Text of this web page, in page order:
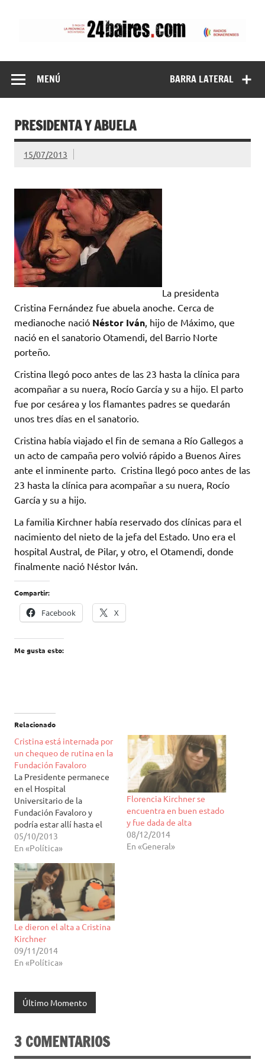
BARRA LATERAL
MENÚ
PRESIDENTA Y ABUELA
15/07/2013
La presidenta
Cristina Fernández fue abuela anoche. Cerca de
medianoche nació Néstor Iván, hijo de Máximo, que
nació en el sanatorio Otamendi, del Barrio Norte
porteño.
Cristina llegó poco antes de las 23 hasta la clínica para
acompañar a su nuera, Rocío García y su a hijo. El parto
fue por cesárea y los flamantes padres se quedarán
unos tres días en el sanatorio.
Cristina había viajado el fin de semana a Río Gallegos a
un acto de campaña pero volvió rápido a Buenos Aires
ante el inminente parto. Cristina llegó poco antes de las
23 hasta la clínica para acompañar a su nuera, Rocío
García y su a hijo.
La familia Kirchner había reservado dos clínicas para el
nacimiento del nieto de la jefa del Estado. Uno era el
hospital Austral, de Pilar, y otro, el Otamendi, donde
finalmente nació Néstor Iván.
Compartir:
Facebook X
Me gusta esto:
Relacionado
Cristina está internada por
un chequeo de rutina en la
Fundación Favaloro
La Presidente permanece
en el Hospital
Universitario de la
Fundación Favaloro y
podría estar allí hasta el
domingo. La presidente
Cristina Kirchner ingresó
Universitario de la
Fundación Favaloro, en el
barrio porteño de
Monserrat, para realizarse
chequeos médicos de
rutina y podría permanecer
internada allí hasta…
05/10/2013
En «Política»
Florencia Kirchner se
encuentra en buen estado
y fue dada de alta
08/12/2014
En «General»
Le dieron el alta a Cristina
Kirchner
09/11/2014
En «Política»
Último Momento
3 COMENTARIOS